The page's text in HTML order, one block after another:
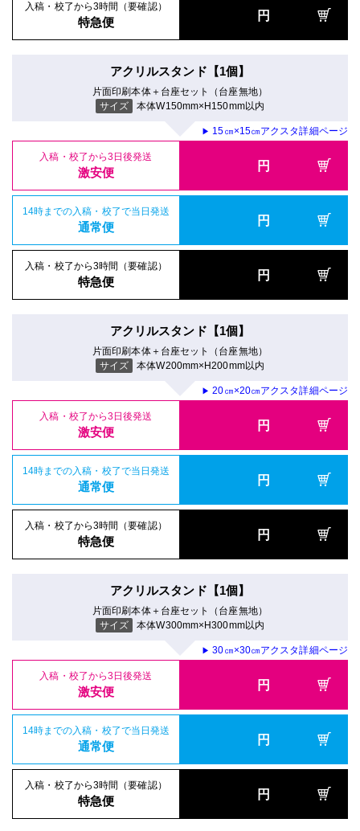
入稿・校了から3時間（要確認）
特急便 円
アクリルスタンド【1個】
片面印刷本体＋台座セット（台座無地）
サイズ
本体W150mm×H150mm以内
▶ 15㎝×15㎝アクスタ詳細ページ
入稿・校了から3日後発送
激安便 円
14時までの入稿・校了で当日発送
通常便 円
入稿・校了から3時間（要確認）
特急便 円
アクリルスタンド【1個】
片面印刷本体＋台座セット（台座無地）
サイズ
本体W200mm×H200mm以内
▶ 20㎝×20㎝アクスタ詳細ページ
入稿・校了から3日後発送
激安便 円
14時までの入稿・校了で当日発送
通常便 円
入稿・校了から3時間（要確認）
特急便 円
アクリルスタンド【1個】
片面印刷本体＋台座セット（台座無地）
サイズ
本体W300mm×H300mm以内
▶ 30㎝×30㎝アクスタ詳細ページ
入稿・校了から3日後発送
激安便 円
14時までの入稿・校了で当日発送
通常便 円
入稿・校了から3時間（要確認）
特急便 円